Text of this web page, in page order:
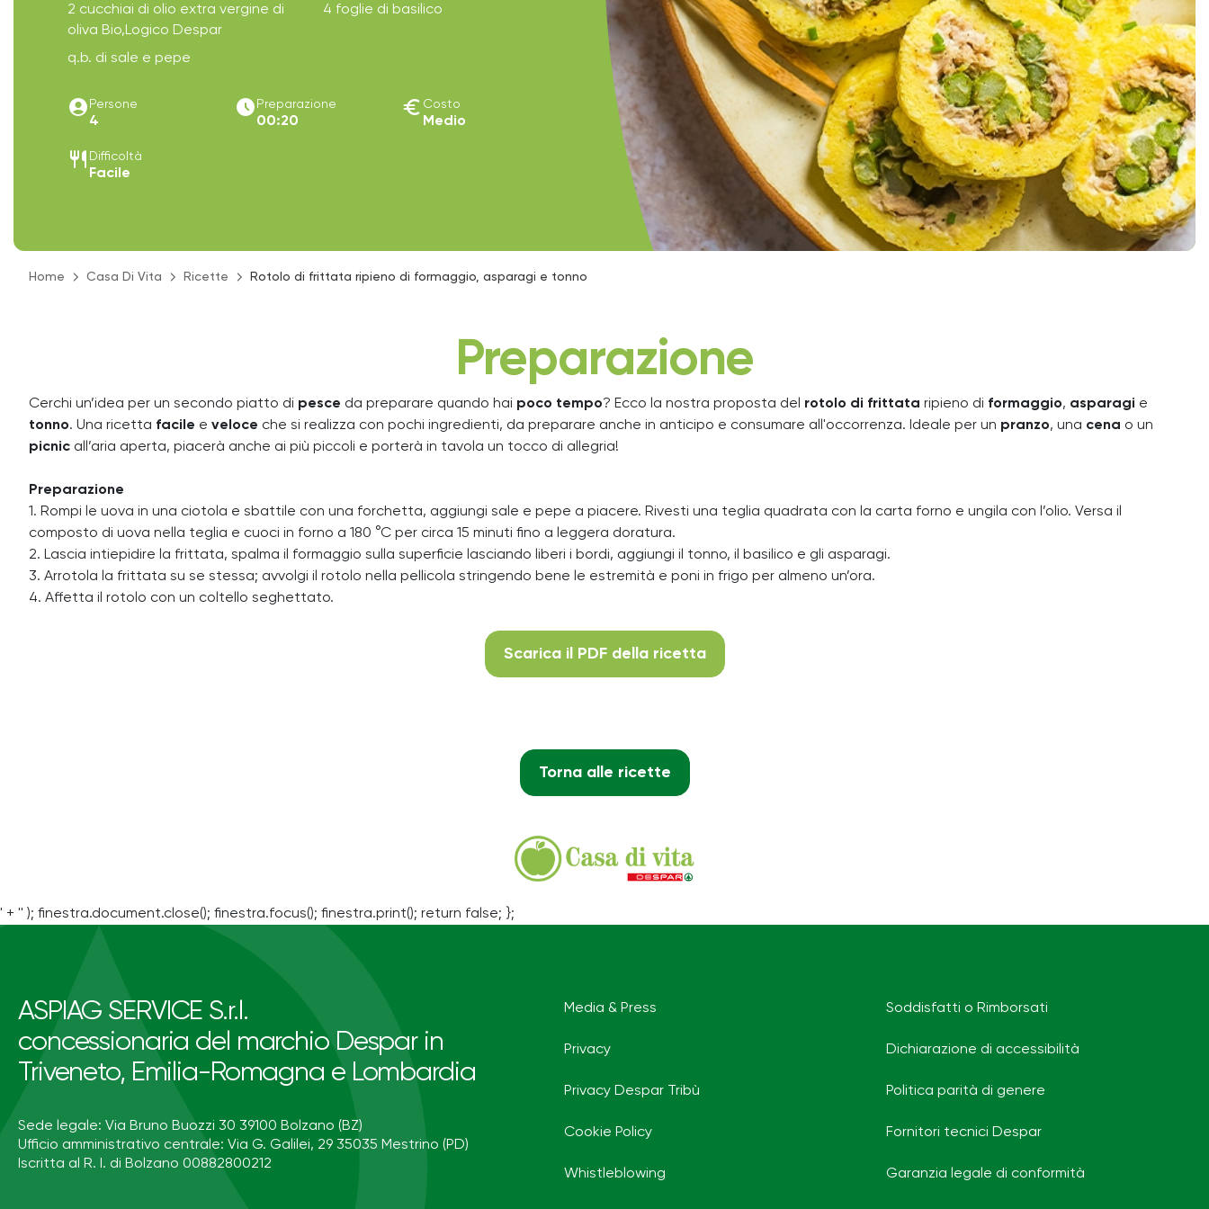
2 cucchiai di olio extra vergine di
oliva Bio,Logico Despar
4 foglie di basilico
q.b. di sale e pepe
account_circle Persone
4
access_time_filled Preparazione
00:20
euro Costo
Medio
restaurant Difficoltà
Facile
Home Casa Di Vita Ricette Rotolo di frittata ripieno di formaggio, asparagi e tonno
Preparazione
Cerchi un’idea per un secondo piatto di pesce da preparare quando hai poco tempo? Ecco la nostra proposta del rotolo di frittata ripieno di formaggio, asparagi e
tonno. Una ricetta facile e veloce che si realizza con pochi ingredienti, da preparare anche in anticipo e consumare all'occorrenza. Ideale per un pranzo, una cena o un
picnic all’aria aperta, piacerà anche ai più piccoli e porterà in tavola un tocco di allegria!
Preparazione
1. Rompi le uova in una ciotola e sbattile con una forchetta, aggiungi sale e pepe a piacere. Rivesti una teglia quadrata con la carta forno e ungila con l’olio. Versa il
composto di uova nella teglia e cuoci in forno a 180 °C per circa 15 minuti fino a leggera doratura.
2. Lascia intiepidire la frittata, spalma il formaggio sulla superficie lasciando liberi i bordi, aggiungi il tonno, il basilico e gli asparagi.
3. Arrotola la frittata su se stessa; avvolgi il rotolo nella pellicola stringendo bene le estremità e poni in frigo per almeno un’ora.
4. Affetta il rotolo con un coltello seghettato.
Scarica il PDF della ricetta
Torna alle ricette
' + '' ); finestra.document.close(); finestra.focus(); finestra.print(); return false; };
ASPIAG SERVICE S.r.l.
concessionaria del marchio Despar in
Triveneto, Emilia-Romagna e Lombardia
Sede legale: Via Bruno Buozzi 30 39100 Bolzano (BZ)
Ufficio amministrativo centrale: Via G. Galilei, 29 35035 Mestrino (PD)
Iscritta al R. I. di Bolzano 00882800212
Media & Press
Privacy
Privacy Despar Tribù
Cookie Policy
Whistleblowing
Soddisfatti o Rimborsati
Dichiarazione di accessibilità
Politica parità di genere
Fornitori tecnici Despar
Garanzia legale di conformità